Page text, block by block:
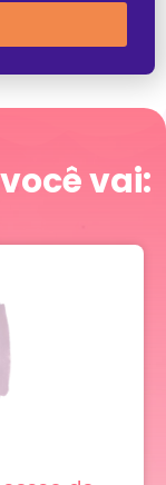
vai: